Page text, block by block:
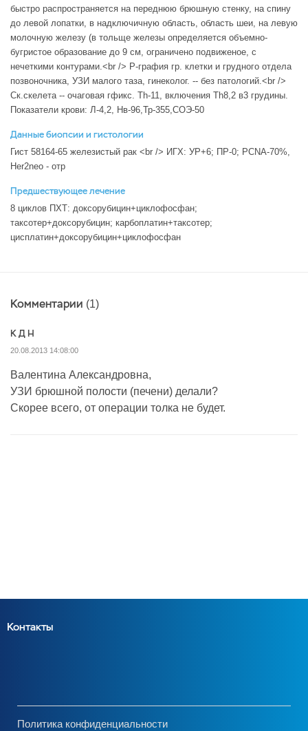
быстро распространяется на переднюю брюшную стенку, на спину
до левой лопатки, в надключичную область, область шеи, на левую
молочную железу (в тольще железы определяется объемно-
бугристое образование до 9 см, ограничено подвиженое, с
нечеткими контурами.<br /> Р-графия гр. клетки и грудного отдела
позвоночника, УЗИ малого таза, гинеколог. -- без патологий.<br />
Ск.скелета -- очаговая гфикс. Th-11, включения Th8,2 в3 грудины.
Показатели крови: Л-4,2, Нв-96,Тр-355,СОЭ-50
Данные биопсии и гистологии
Гист 58164-65 железистый рак <br /> ИГХ: УР+6; ПР-0; РСNA-70%,
Her2neo - отр
Предшествующее лечение
8 циклов ПХТ: доксорубицин+циклофосфан;
таксотер+доксорубицин; карбоплатин+таксотер;
цисплатин+доксорубицин+циклофосфан
Комментарии (1)
К Д Н
20.08.2013 14:08:00
Валентина Александровна,
УЗИ брюшной полости (печени) делали?
Скорее всего, от операции толка не будет.
Контакты
Политика конфиденциальности